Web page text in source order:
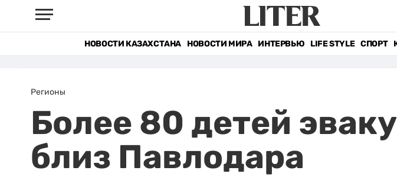
НОВОСТИ КАЗАХСТАНА НОВОСТИ МИРА ИНТЕРВЬЮ LIFE STYLE СПОРТ
Регионы
Более 80 детей
близ Павлодара